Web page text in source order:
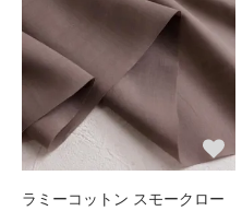
ラミーコットン スモークロー